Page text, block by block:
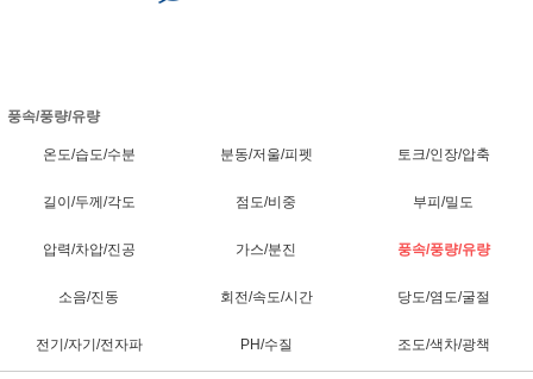
풍속/풍량/유량
온도/습도/수분 분동/저울/피펫 토크/인장/압축
길이/두께/각도 점도/비중 부피/밀도
압력/차압/진공 가스/분진 풍속/풍량/유량
소음/진동 회전/속도/시간 당도/염도/굴절
전기/자기/전자파 PH/수질 조도/색차/광책